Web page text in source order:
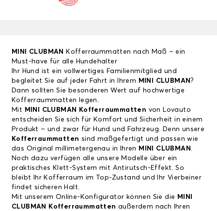
MINI CLUBMAN
Kofferraummatten nach Maß – ein
Must-have für alle Hundehalter
Ihr Hund ist ein vollwertiges Familienmitglied und
begleitet Sie auf jeder Fahrt in Ihrem MINI CLUBMAN ?
Dann sollten Sie besonderen Wert auf hochwertige
Kofferraummatten legen.
Mit MINI CLUBMAN Kofferraummatten von Lovauto
entscheiden Sie sich für Komfort und Sicherheit in einem
Produkt – und zwar für Hund und Fahrzeug. Denn unsere
Kofferraummatten sind maßgefertigt und passen wie
das Original millimetergenau in Ihren MINI CLUBMAN .
Noch dazu verfügen alle unsere Modelle über ein
praktisches Klett-System mit Antirutsch-Effekt. So
bleibt Ihr Kofferraum im Top-Zustand und Ihr Vierbeiner
findet sicheren Halt.
Mit unserem Online-Konfigurator können Sie die MINI
CLUBMAN Kofferraummatten außerdem nach Ihren